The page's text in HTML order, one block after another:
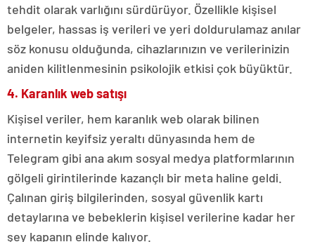
tehdit olarak varlığını sürdürüyor. Özellikle kişisel
belgeler, hassas iş verileri ve yeri doldurulamaz anılar
söz konusu olduğunda, cihazlarınızın ve verilerinizin
aniden kilitlenmesinin psikolojik etkisi çok büyüktür.
4. Karanlık web satışı
Kişisel veriler, hem karanlık web olarak bilinen
internetin keyifsiz yeraltı dünyasında hem de
Telegram gibi ana akım sosyal medya platformlarının
gölgeli girintilerinde kazançlı bir meta haline geldi.
Çalınan giriş bilgilerinden, sosyal güvenlik kartı
detaylarına ve bebeklerin kişisel verilerine kadar her
şey kapanın elinde kalıyor.